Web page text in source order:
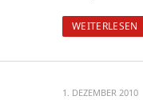
WEITERLESEN
1. DEZEMBER 2010